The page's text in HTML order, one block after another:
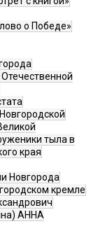
о Победе»
тыла в
края
Новгорода
кремле
АННА